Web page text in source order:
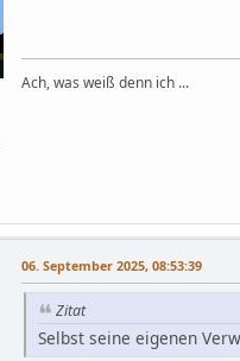
Ach, was weiß denn ich ...
06. September 2025, 08:53:39
Zitat
Selbst seine eigenen